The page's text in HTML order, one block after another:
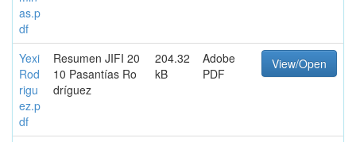
as.p
df
Yexi
Rod
rigu
ez.p
df
Resumen JIFI 20
10 Pasantías Ro
dríguez
204.32
kB
Adobe
PDF
View/Open